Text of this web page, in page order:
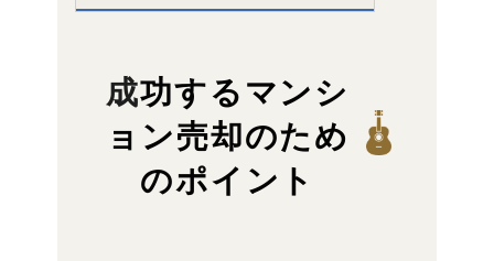
成功するマンシ
ョン売却のため
のポイント